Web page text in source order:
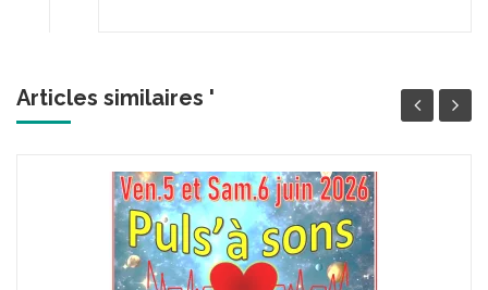
Articles similaires '